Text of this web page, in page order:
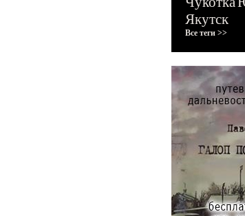
Якутск
Все теги >>